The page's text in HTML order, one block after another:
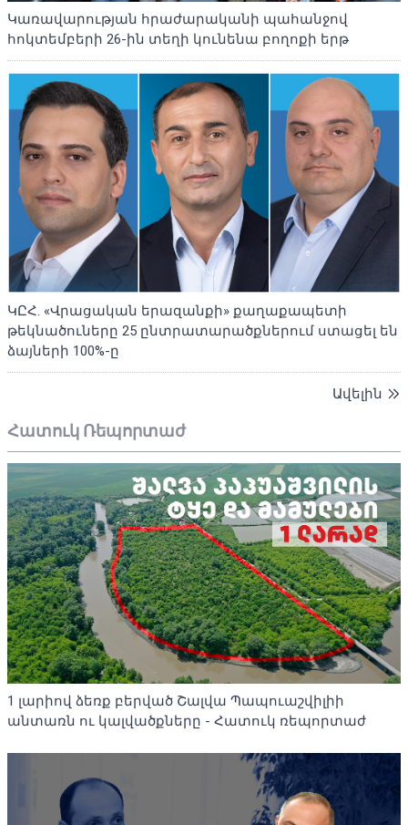
Կառավարության հրաժարականի պահանջով
հոկտեմբերի 26-ին տեղի կունենա բողոքի երթ
ԿԸՀ. «Վրացական երազանքի» քաղաքապետի
թեկնածուները 25 ընտրատարածքներում ստացել են
ձայների 100%-ը
Ավելին
Հատուկ Ռեպորտաժ
1 լարիով ձեռք բերված Շալվա Պապուաշվիլիի
անտառն ու կալվածքները - Հատուկ ռեպորտաժ